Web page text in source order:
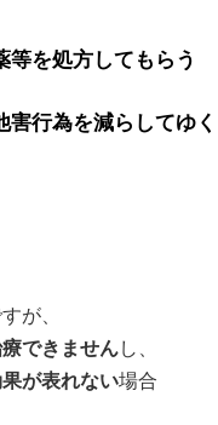
等を処方してもらう
害行為を減らしてゆく
が、
できませんし、
が表れない場合